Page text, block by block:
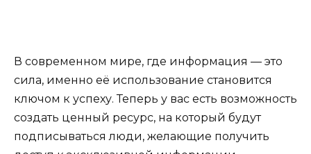
В современном мире, где информация — это
сила, именно её использование становится
ключом к успеху. Теперь у вас есть возможность
создать ценный ресурс, на который будут
подписываться люди, желающие получить